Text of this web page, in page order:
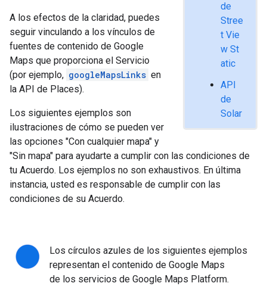
de
Stree
t Vie
w St
atic
API
de
Solar
A los efectos de la claridad, puedes
seguir vinculando a los vínculos de
fuentes de contenido de Google
Maps que proporciona el Servicio
(por ejemplo, googleMapsLinks en
la API de Places).
Los siguientes ejemplos son
ilustraciones de cómo se pueden ver
las opciones "Con cualquier mapa" y
"Sin mapa" para ayudarte a cumplir con las condiciones de
tu Acuerdo. Los ejemplos no son exhaustivos. En última
instancia, usted es responsable de cumplir con las
condiciones de su Acuerdo.
Los círculos azules de los siguientes ejemplos
representan el contenido de Google Maps
de los servicios de Google Maps Platform.